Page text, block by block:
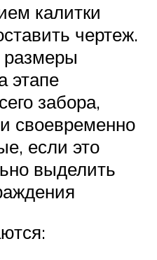
калитки
чертеж.
размеры
этапе
забора,
своевременно
если это
выделить